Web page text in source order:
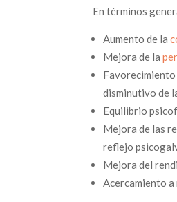
En términos
Aumento de la
Mejora de la
disminutivo de
Equilibrio
Mejora de las
reflejo
Mejora del
Acercamiento